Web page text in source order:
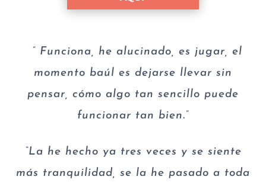
” Funciona, he alucinado, es jugar, el
momento baúl es dejarse llevar sin
pensar, cómo algo tan sencillo puede
funcionar tan bien.”
“La he hecho ya tres veces y se siente
más tranquilidad, se la he pasado a toda